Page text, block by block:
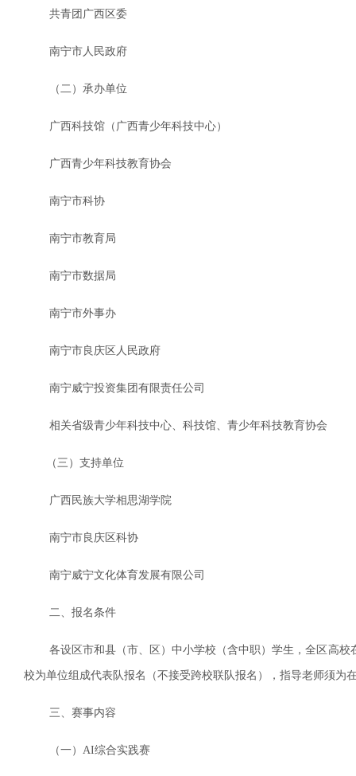
共青团广西区委
南宁市人民政府
（二）承办单位
广西科技馆（广西青少年科技中心）
广西青少年科技教育协会
南宁市科协
南宁市教育局
南宁市数据局
南宁市外事办
南宁市良庆区人民政府
南宁威宁投资集团有限责任公司
相关省级青少年科技中心、科技馆、青少年科技教育协会
（三）支持单位
广西民族大学相思湖学院
南宁市良庆区科协
南宁威宁文化体育发展有限公司
二、报名条件
各设区市和县（市、区）中小学校（含中职）学生，全区高校
校为单位组成代表队报名（不接受跨校联队报名），指导老师须为
三、赛事内容
（一）AI综合实践赛